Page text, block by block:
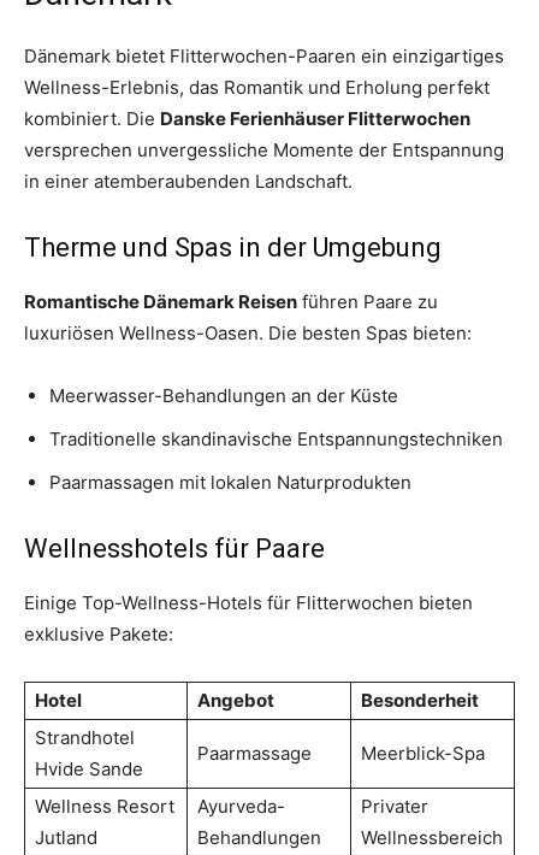
Dänemark bietet Flitterwochen-Paaren ein einzigartiges
Wellness-Erlebnis, das Romantik und Erholung perfekt
kombiniert. Die Danske Ferienhäuser Flitterwochen
versprechen unvergessliche Momente der Entspannung
in einer atemberaubenden Landschaft.
Therme und Spas in der Umgebung
Romantische Dänemark Reisen führen Paare zu
luxuriösen Wellness-Oasen. Die besten Spas bieten:
Meerwasser-Behandlungen an der Küste
Traditionelle skandinavische Entspannungstechniken
Paarmassagen mit lokalen Naturprodukten
Wellnesshotels für Paare
Einige Top-Wellness-Hotels für Flitterwochen bieten
exklusive Pakete:
Hotel Angebot
Besonderheit
Strandhotel
Hvide Sande
Paarmassage Meerblick-Spa
Wellness Resort
Jutland
Ayurveda-
Behandlungen
Privater
Wellnessbereich